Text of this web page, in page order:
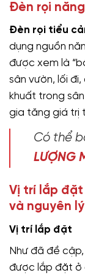
Đèn rọi
Đèn rọi tiểu
dụng nguồn
được xem là
sân vườn, lối
khuất trong
gia tăng giá trị
Có thể
LƯỢNG
Vị trí lắp
và nguyên
Vị trí lắp đặt
Như đã đề
được lắp đặt ở